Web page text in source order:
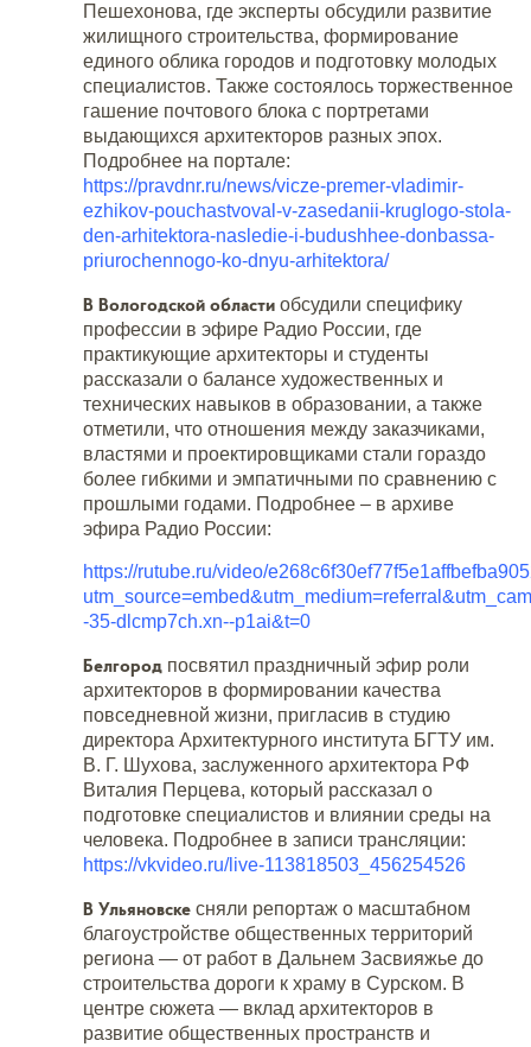
Пешехонова, где эксперты обсудили развитие
жилищного строительства, формирование
единого облика городов и подготовку молодых
специалистов. Также состоялось торжественное
гашение почтового блока с портретами
выдающихся архитекторов разных эпох.
Подробнее на портале:
https://pravdnr.ru/news/vicze-premer-vladimir-
ezhikov-pouchastvoval-v-zasedanii-kruglogo-stola-
den-arhitektora-nasledie-i-budushhee-donbassa-
priurochennogo-ko-dnyu-arhitektora/
В Вологодской области обсудили специфику
профессии в эфире Радио России, где
практикующие архитекторы и студенты
рассказали о балансе художественных и
технических навыков в образовании, а также
отметили, что отношения между заказчиками,
властями и проектировщиками стали гораздо
более гибкими и эмпатичными по сравнению с
прошлыми годами. Подробнее – в архиве
эфира Радио России:
https://rutube.ru/video/
-35-dlcmp7ch.xn--p1ai&t=0
Белгород посвятил праздничный эфир роли
архитекторов в формировании качества
повседневной жизни, пригласив в студию
директора Архитектурного института БГТУ им.
В. Г. Шухова, заслуженного архитектора РФ
Виталия Перцева, который рассказал о
подготовке специалистов и влиянии среды на
человека. Подробнее в записи трансляции:
https://vkvideo.ru/live-113818503_456254526
В Ульяновске сняли репортаж о масштабном
благоустройстве общественных территорий
региона — от работ в Дальнем Засвияжье до
строительства дороги к храму в Сурском. В
центре сюжета — вклад архитекторов в
развитие общественных пространств и